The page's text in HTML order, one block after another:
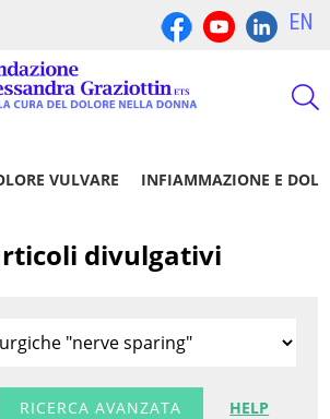
EN
VULVARE INFIAMMAZIONE E
divulgativi
RICERCA AVANZATA HELP